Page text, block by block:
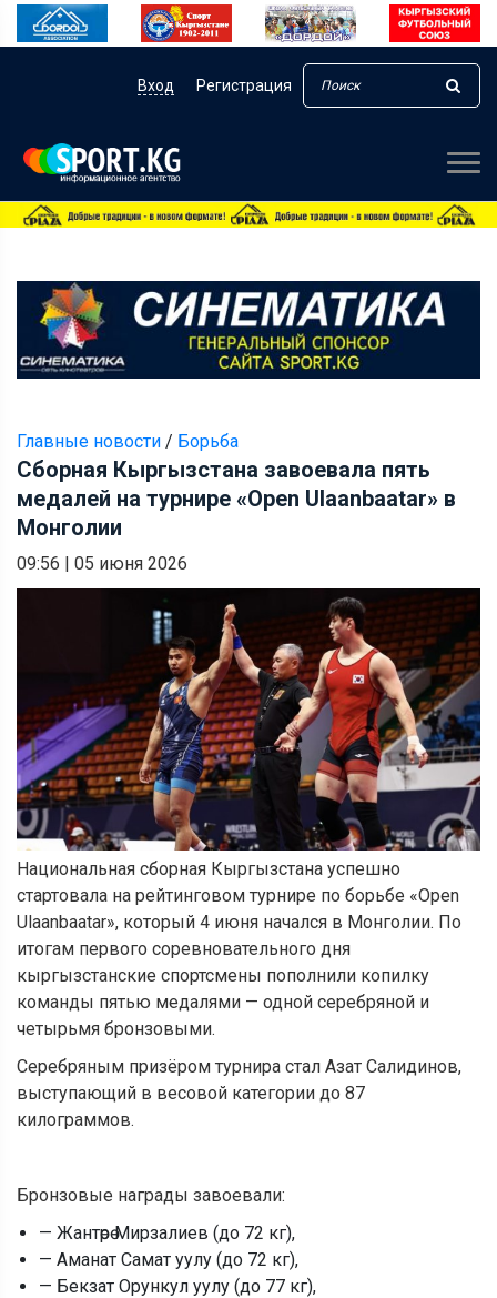
Вход Регистрация
Главные новости / Борьба
Сборная Кыргызстана завоевала пять
медалей на турнире «Open Ulaanbaatar» в
Монголии
09:56 | 05 июня 2026
Национальная сборная Кыргызстана успешно
стартовала на рейтинговом турнире по борьбе «Open
Ulaanbaatar», который 4 июня начался в Монголии. По
итогам первого соревновательного дня
кыргызстанские спортсмены пополнили копилку
команды пятью медалями — одной серебряной и
четырьмя бронзовыми.
Серебряным призёром турнира стал Азат Салидинов,
выступающий в весовой категории до 87
килограммов.
Бронзовые награды завоевали:
— Жантөрө Мирзалиев (до 72 кг),
— Аманат Самат уулу (до 72 кг),
— Бекзат Орункул уулу (до 77 кг),